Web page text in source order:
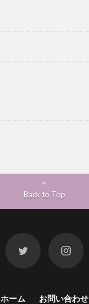
Back to Top
ホーム お問い合わせ